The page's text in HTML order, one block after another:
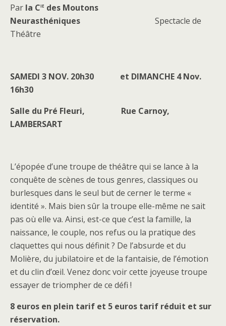
Par la Cie des Moutons
Neurasthéniques
Spectacle de
Théâtre
SAMEDI 3 NOV. 20h30 et DIMANCHE 4 Nov.
16h30
Salle du Pré Fleuri, Rue Carnoy,
LAMBERSART
L’épopée d’une troupe de théâtre qui se lance à la
conquête de scènes de tous genres, classiques ou
burlesques dans le seul but de cerner le terme «
identité ». Mais bien sûr la troupe elle-même ne sait
pas où elle va. Ainsi, est-ce que c’est la famille, la
naissance, le couple, nos refus ou la pratique des
claquettes qui nous définit ? De l’absurde et du
Molière, du jubilatoire et de la fantaisie, de l’émotion
et du clin d’œil. Venez donc voir cette joyeuse troupe
essayer de triompher de ce défi !
8 euros en plein tarif et 5 euros tarif réduit et sur
réservation.